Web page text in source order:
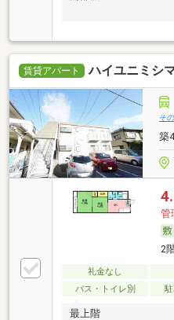
賃貸アパート ハイユニミシ
そ
築
管
2
礼金なし
バス・トイレ別
最上階